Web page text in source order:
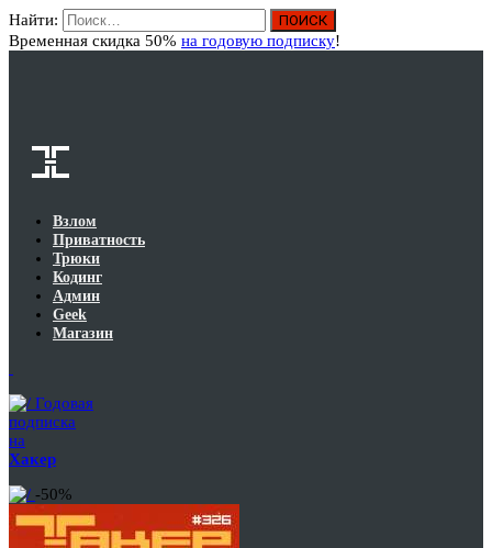
Найти:
Временная скидка 50% на годовую подписку!
Взлом
Приватность
Трюки
Кодинг
Админ
Geek
Магазин
Годовая
подписка
на
Хакер
-50%